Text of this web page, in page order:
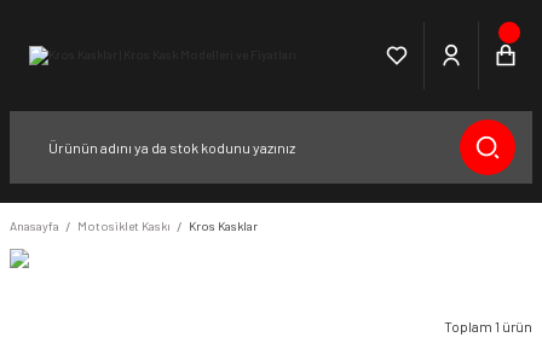
Anasayfa Motosiklet Kaskı Kros Kasklar
Toplam 1 ürün